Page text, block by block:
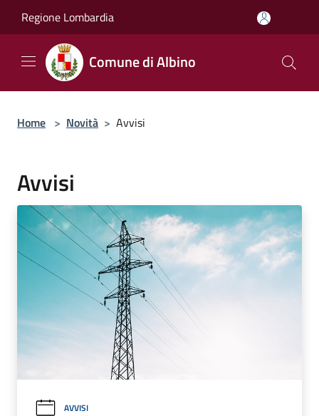
Regione Lombardia
Comune di Albino
Home > Novità > Avvisi
Avvisi
AVVISI